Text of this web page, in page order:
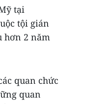
tại
tội gián
hơn 2 năm
quan chức
quan